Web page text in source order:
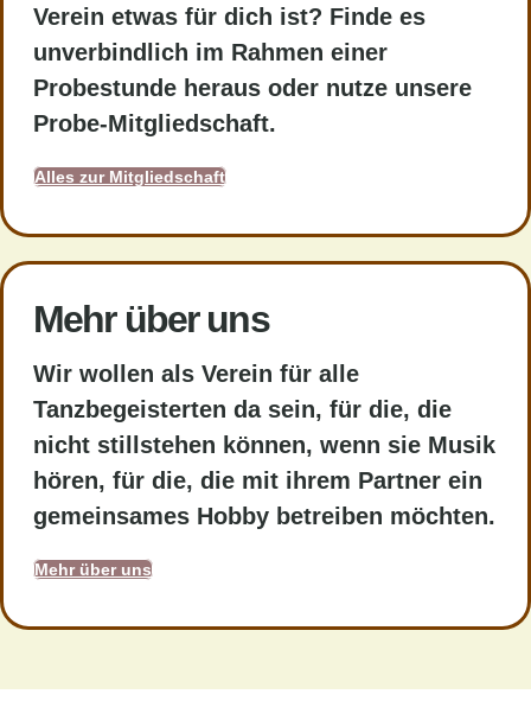
Verein etwas für dich ist? Finde es
unverbindlich im Rahmen einer
Probestunde heraus oder nutze unsere
Probe-Mitgliedschaft.
Alles zur Mitgliedschaft
Mehr über uns
Wir wollen als Verein für alle
Tanzbegeisterten da sein, für die, die
nicht stillstehen können, wenn sie Musik
hören, für die, die mit ihrem Partner ein
gemeinsames Hobby betreiben möchten.
Mehr über uns